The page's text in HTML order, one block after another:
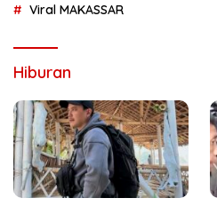
Viral MAKASSAR
Hiburan